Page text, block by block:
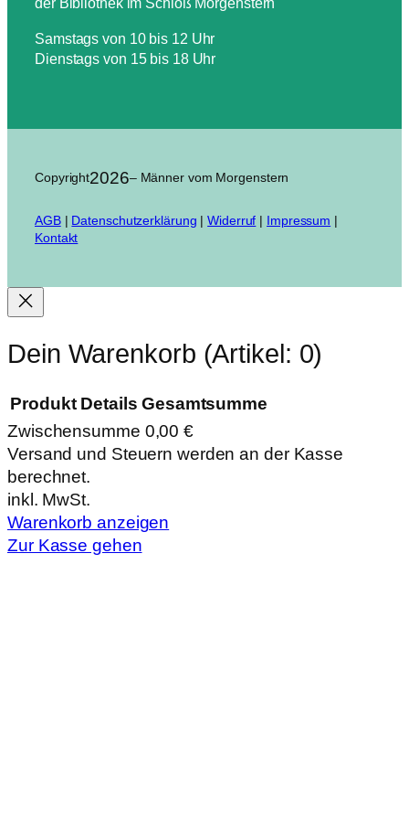
Samstags von 10 bis 12 Uhr
Dienstags von 15 bis 18 Uhr
Copyright2026– Männer vom Morgenstern
AGB| Datenschutzerklärung |Widerruf | Impressum |
Kontakt
Dein Warenkorb (Artikel: 0)
Produkte
im
Warenkorb
Produkt Details Gesamtsumme
Zwischensumme 0,00 €
Versand und Steuern werden an der Kasse
berechnet.
inkl. MwSt.
Warenkorb anzeigen
Zur Kasse gehen